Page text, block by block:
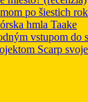
po šiestich
hmla Taake
vstupom do
Scarp